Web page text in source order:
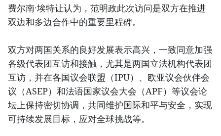
费尔南·埃特让认为，范明政此次访问是双方在推进
双边和多边合作中的重要里程碑。
双方对两国关系的良好发展表示高兴，一致同意加强
各级代表团互访和接触，尤其是两国立法机构代表团
互访，并在各国议会联盟（IPU）、欧亚议会伙伴会
议（ASEP）和法语国家议会大会（APF）等议会论
坛上保持密切协调，共同维护国际和平与安全，实现
可持续发展目标，应对全球挑战等。